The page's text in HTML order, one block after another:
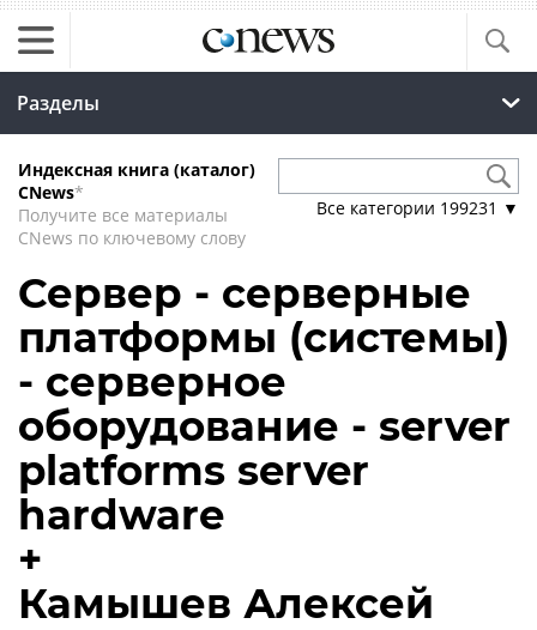
Разделы
Индексная книга (каталог)
CNews*
Получите все материалы
CNews по ключевому слову
Все категории 199231 ▼
Сервер - серверные
платформы (системы)
- серверное
оборудование - server
platforms server
hardware
+
Камышев Алексей